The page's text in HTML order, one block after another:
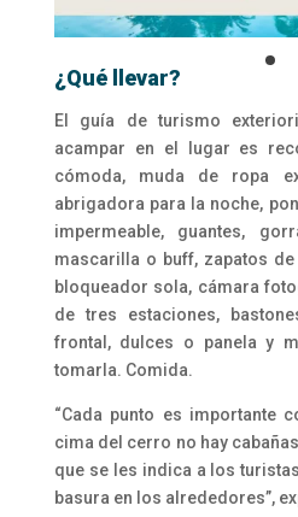
¿Qué llevar?
El guía de turismo
acampar en el lugar es
cómoda, muda de ropa
abrigadora para la noche,
impermeable, guantes,
mascarilla o buff, zapatos
bloqueador sola, cámara
de tres estaciones,
frontal, dulces o panela y
tomarla. Comida.
“Cada punto es importante
cima del cerro no hay
que se les indica a los
basura en los alrededores”,